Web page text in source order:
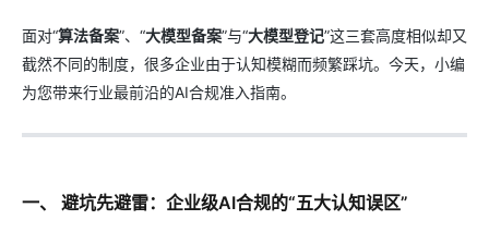
面对“算法备案”、“大模型备案”与“大模型登记”这三套高度相似却又
截然不同的制度，很多企业由于认知模糊而频繁踩坑。今天，小编
为您带来行业最前沿的AI合规准入指南。
一、 避坑先避雷：企业级AI合规的“五大认知误区”